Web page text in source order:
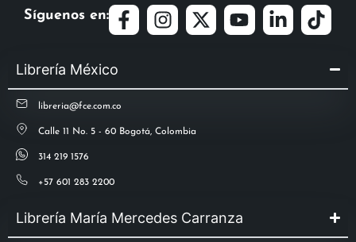
Síguenos en:
Librería México
libreria@fce.com.co
Calle 11 No. 5 - 60 Bogotá, Colombia
314 219 1576
+57 601 283 2200
Librería María Mercedes Carranza